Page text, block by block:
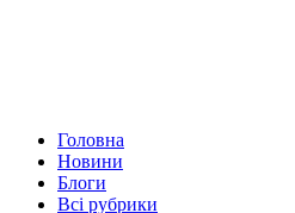
Головна
Новини
Блоги
Всі рубрики